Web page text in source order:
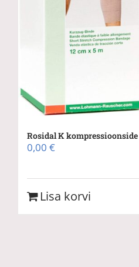
Rosidal K kompressioonside
0,00 €
Lisa korvi